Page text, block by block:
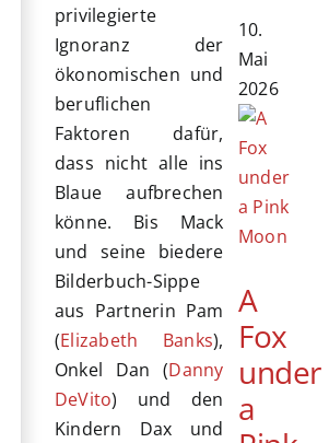
privilegierte
Ignoranz der
ökonomischen und
beruflichen
Faktoren dafür,
dass nicht alle ins
Blaue aufbrechen
könne. Bis Mack
und seine biedere
Bilderbuch-Sippe
aus Partnerin Pam
(Elizabeth Banks),
Onkel Dan (Danny
DeVito) und den
Kindern Dax und
10.
Mai
2026
A
Fox
under
a